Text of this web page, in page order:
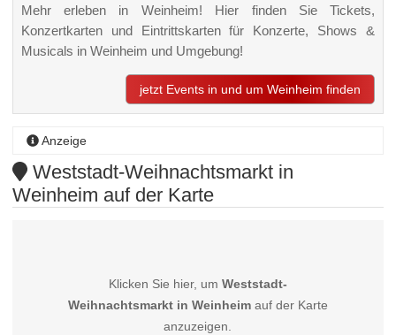
Mehr erleben in Weinheim! Hier finden Sie Tickets,
Konzertkarten und Eintrittskarten für Konzerte, Shows &
Musicals in Weinheim und Umgebung!
jetzt Events in und um Weinheim finden
Anzeige
Weststadt-Weihnachtsmarkt in
Weinheim auf der Karte
Klicken Sie hier, um Weststadt-
Weihnachtsmarkt in Weinheimauf der Karte
anzuzeigen.